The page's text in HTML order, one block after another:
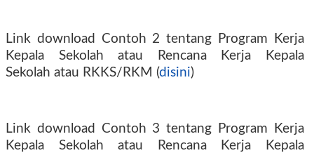
Link download Contoh 2 tentang Program Kerja
Kepala Sekolah atau Rencana Kerja Kepala
Sekolah atau RKKS/RKM (disini)
Link download Contoh 3 tentang Program Kerja
Kepala Sekolah atau Rencana Kerja Kepala